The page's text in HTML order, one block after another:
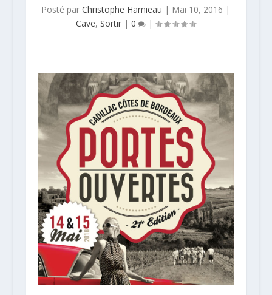
Posté parChristophe Hamieau | Mai 10, 2016 |
Cave,Sortir |0 |